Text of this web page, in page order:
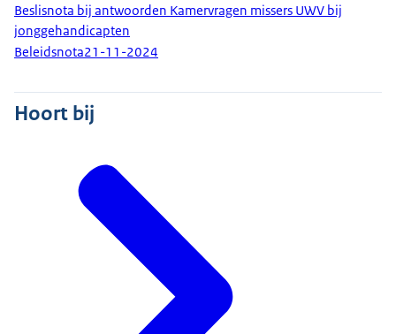
Beslisnota bij antwoorden Kamervragen missers UWV bij
jonggehandicapten
Beleidsnota21-11-2024
Hoort bij